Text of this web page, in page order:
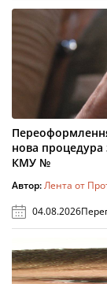
нова процедура
КМУ №
Автор:Лента от
04.08.2026